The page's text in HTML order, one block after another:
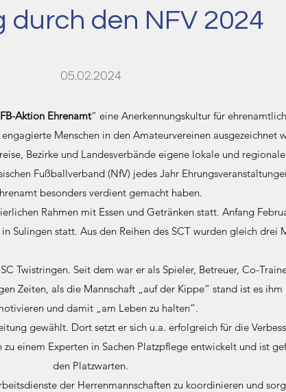
durch den NFV 2024
05.02.2024
Aktion Ehrenamt“ eine Anerkennungskultur für
Menschen in den Amateurvereinen ausgezeichnet
Bezirke und Landesverbände eigene lokale und
Fußballverband (NfV) jedes Jahr
besonders verdient gemacht haben.
Rahmen mit Essen und Getränken statt. Anfang
Sulingen statt. Aus den Reihen des SCT wurden gleich drei
Twistringen. Seit dem war er als Spieler, Betreuer, Co-
Zeiten, als die Mannschaft „auf der Kippe“ stand ist es
und damit „am Leben zu halten“.
gewählt. Dort setzt er sich u.a. erfolgreich für die
einem Experten in Sachen Platzpflege entwickelt und ist
den Platzwarten.
der Herrenmannschaften zu koordinieren und